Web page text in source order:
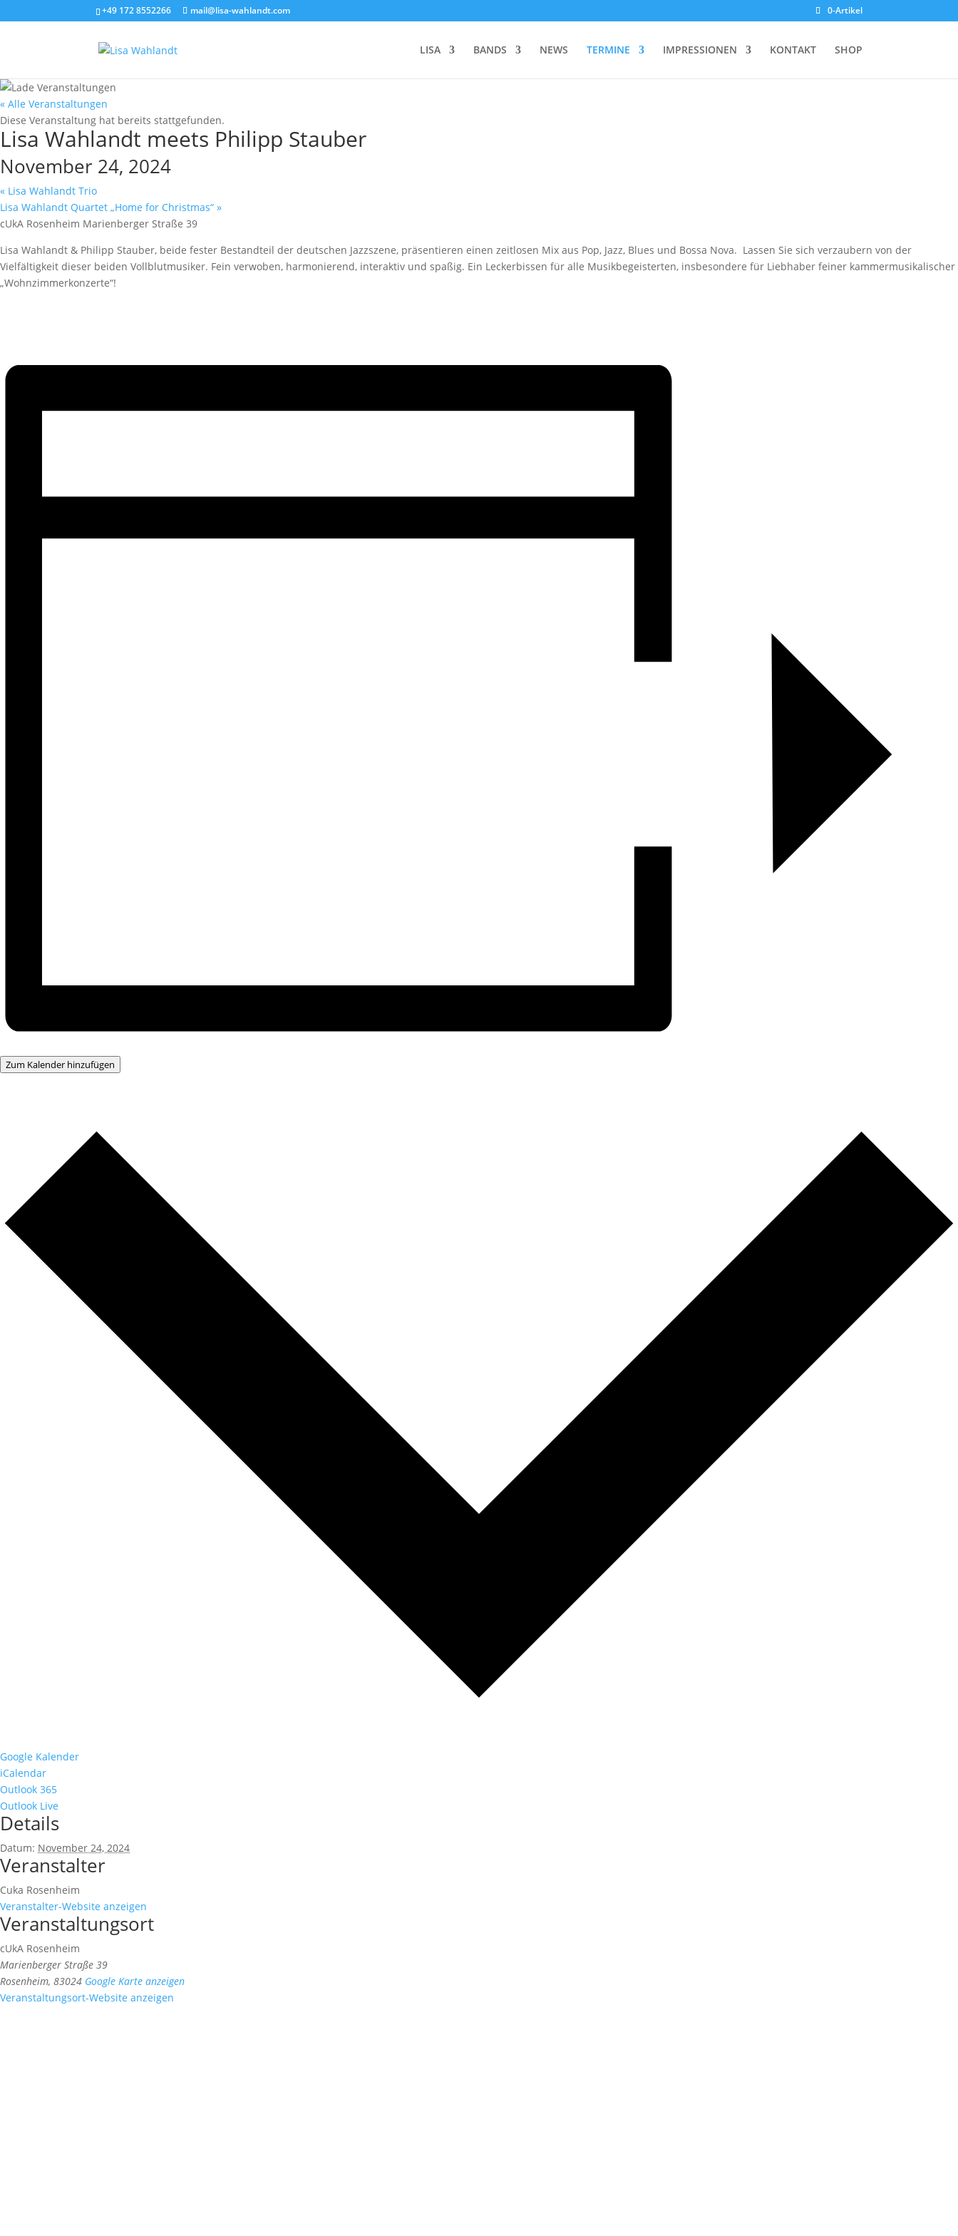
+49 172 8552266 mail@lisa-wahlandt.com 0-Artikel
LISA BANDS NEWS TERMINE IMPRESSIONEN KONTAKT SHOP
« Alle Veranstaltungen
Diese Veranstaltung hat bereits stattgefunden.
Lisa Wahlandt meets Philipp Stauber
November 24, 2024
« Lisa Wahlandt Trio
Lisa Wahlandt Quartet „Home for Christmas“ »
cUkA Rosenheim Marienberger Straße 39
Lisa Wahlandt & Philipp Stauber, beide fester Bestandteil der deutschen Jazzszene, präsentieren einen zeitlosen Mix aus Pop, Jazz, Blues und Bossa Nova. Lassen Sie sich verzaubern von der
Vielfältigkeit dieser beiden Vollblutmusiker. Fein verwoben, harmonierend, interaktiv und spaßig. Ein Leckerbissen für alle Musikbegeisterten, insbesondere für Liebhaber feiner kammermusikalischer
„Wohnzimmerkonzerte“!
Zum Kalender hinzufügen
Google Kalender
iCalendar
Outlook 365
Outlook Live
Details
Datum: November 24, 2024
Veranstalter
Cuka Rosenheim
Veranstalter-Website anzeigen
Veranstaltungsort
cUkA Rosenheim
Marienberger Straße 39
Rosenheim, 83024 Google Karte anzeigen
Veranstaltungsort-Website anzeigen